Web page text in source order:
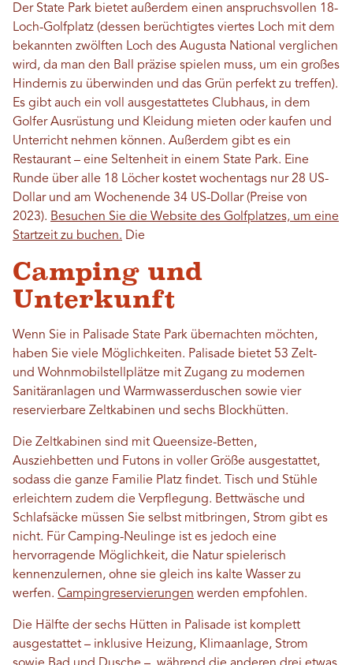
Der State Park bietet außerdem einen anspruchsvollen 18-
Loch-Golfplatz (dessen berüchtigtes viertes Loch mit dem
bekannten zwölften Loch des Augusta National verglichen
wird, da man den Ball präzise spielen muss, um ein großes
Hindernis zu überwinden und das Grün perfekt zu treffen).
Es gibt auch ein voll ausgestattetes Clubhaus, in dem
Golfer Ausrüstung und Kleidung mieten oder kaufen und
Unterricht nehmen können. Außerdem gibt es ein
Restaurant – eine Seltenheit in einem State Park. Eine
Runde über alle 18 Löcher kostet wochentags nur 28 US-
Dollar und am Wochenende 34 US-Dollar (Preise von
2023). Besuchen Sie die Website des Golfplatzes, um eine
Startzeit zu buchen. Die
Camping und
Unterkunft
Wenn Sie in Palisade State Park übernachten möchten,
haben Sie viele Möglichkeiten. Palisade bietet 53 Zelt-
und Wohnmobilstellplätze mit Zugang zu modernen
Sanitäranlagen und Warmwasserduschen sowie vier
reservierbare Zeltkabinen und sechs Blockhütten.
Die Zeltkabinen sind mit Queensize-Betten,
Ausziehbetten und Futons in voller Größe ausgestattet,
sodass die ganze Familie Platz findet. Tisch und Stühle
erleichtern zudem die Verpflegung. Bettwäsche und
Schlafsäcke müssen Sie selbst mitbringen, Strom gibt es
nicht. Für Camping-Neulinge ist es jedoch eine
hervorragende Möglichkeit, die Natur spielerisch
kennenzulernen, ohne sie gleich ins kalte Wasser zu
werfen. Campingreservierungen werden empfohlen.
Die Hälfte der sechs Hütten in Palisade ist komplett
ausgestattet – inklusive Heizung, Klimaanlage, Strom